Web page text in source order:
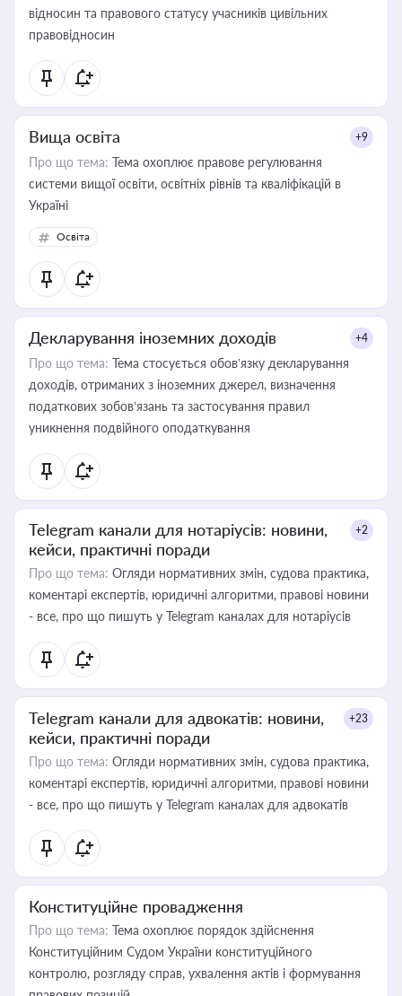
відносин та правового статусу учасників цивільних
правовідносин
Вища освіта +9
Про що тема: Тема охоплює правове регулювання
системи вищої освіти, освітніх рівнів та кваліфікацій в
Україні
Освіта
Декларування іноземних доходів +4
Про що тема: Тема стосується обов’язку декларування
доходів, отриманих з іноземних джерел, визначення
податкових зобов’язань та застосування правил
уникнення подвійного оподаткування
Telegram канали для нотаріусів: новини,
кейси, практичні поради
+2
Про що тема: Огляди нормативних змін, судова практика,
коментарі експертів, юридичні алгоритми, правові новини
- все, про що пишуть у Telegram каналах для нотаріусів
Telegram канали для адвокатів: новини,
кейси, практичні поради
+23
Про що тема: Огляди нормативних змін, судова практика,
коментарі експертів, юридичні алгоритми, правові новини
- все, про що пишуть у Telegram каналах для адвокатів
Конституційне провадження
Про що тема: Тема охоплює порядок здійснення
Конституційним Судом України конституційного
контролю, розгляду справ, ухвалення актів і формування